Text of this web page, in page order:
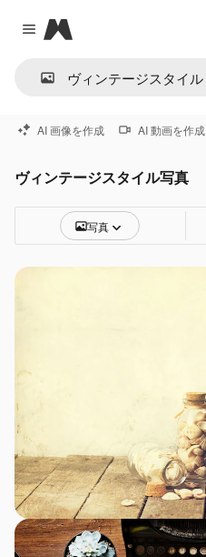
Close menu
Magnific
AI 画像を作成 AI 動画を作成
ヴィンテージスタイル写真
写真